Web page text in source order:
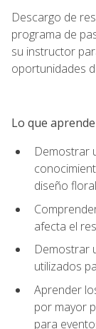
Descargo de
programa de
su instructor
oportunidades
Lo que
Demostrar
diseño
afecta el
Demostrar
utilizados
Aprender
por mayor
para